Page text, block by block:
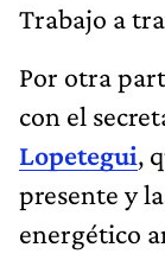
Trabajo a
Por otra
con el
Lopetegui,
presente y
energético